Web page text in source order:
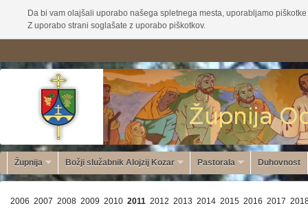
Da bi vam olajšali uporabo našega spletnega mesta, uporabljamo
Z uporabo strani soglašate z uporabo piškotkov.
Župnija Božji služabnik Alojzij Kozar Pastorala Duhovnost
2006 2007 2008 2009 2010 2011 2012 2013 2014 2015 2016 2017